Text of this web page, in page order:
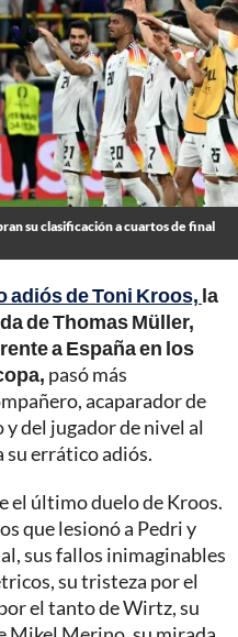
su clasificación a cuartos de final
adiós de Toni Kroos, la
de Thomas Müller,
a España en los
pasó más
acaparador de
del jugador de nivel al
su errático adiós.
el último duelo de Kroos.
que lesionó a Pedri y
sus fallos inimaginables
su tristeza por el
el tanto de Wirtz, su